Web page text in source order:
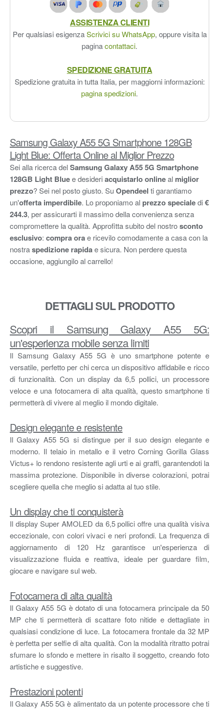
ASSISTENZA CLIENTI
Per qualsiasi esigenzaScrivici su WhatsApp, oppure visita la
paginacontattaci.
SPEDIZIONE GRATUITA
Spedizione gratuita in tutta Italia, per maggiorni informazioni:
pagina spedizioni.
Samsung Galaxy A55 5G Smartphone 128GB
Light Blue: Offerta Online al Miglior Prezzo
Sei alla ricerca delSamsung Galaxy A55 5G Smartphone
128GB Light Bluee desideriacquistarlo onlineal miglior
prezzo? Sei nel posto giusto. SuOpendeel ti garantiamo
un'offerta imperdibile. Lo proponiamo al prezzo specialedi€
244.3, per assicurarti il massimo della convenienza senza
compromettere la qualità. Approfitta subito del nostrosconto
esclusivo: compra orae ricevilo comodamente a casa con la
nostraspedizione rapidae sicura. Non perdere questa
occasione, aggiungilo al carrello!
DETTAGLI SUL PRODOTTO
Scopri il Samsung Galaxy A55 5G:
un'esperienza mobile senza limiti
Il Samsung Galaxy A55 5G è uno smartphone potente e
versatile, perfetto per chi cerca un dispositivo affidabile e ricco
di funzionalità. Con un display da 6,5 pollici, un processore
veloce e una fotocamera di alta qualità, questo smartphone ti
permetterà di vivere al meglio il mondo digitale.
Design elegante e resistente
Il Galaxy A55 5G si distingue per il suo design elegante e
moderno. Il telaio in metallo e il vetro Corning Gorilla Glass
Victus+ lo rendono resistente agli urti e ai graffi, garantendoti la
massima protezione. Disponibile in diverse colorazioni, potrai
scegliere quella che meglio si adatta al tuo stile.
Un display che ti conquisterà
Il display Super AMOLED da 6,5 pollici offre una qualità visiva
eccezionale, con colori vivaci e neri profondi. La frequenza di
aggiornamento di 120 Hz garantisce un'esperienza di
visualizzazione fluida e reattiva, ideale per guardare film,
giocare e navigare sul web.
Fotocamera di alta qualità
Il Galaxy A55 5G è dotato di una fotocamera principale da 50
MP che ti permetterà di scattare foto nitide e dettagliate in
qualsiasi condizione di luce. La fotocamera frontale da 32 MP
è perfetta per selfie di alta qualità. Con la modalità ritratto potrai
sfumare lo sfondo e mettere in risalto il soggetto, creando foto
artistiche e suggestive.
Prestazioni potenti
Il Galaxy A55 5G è alimentato da un potente processore che ti